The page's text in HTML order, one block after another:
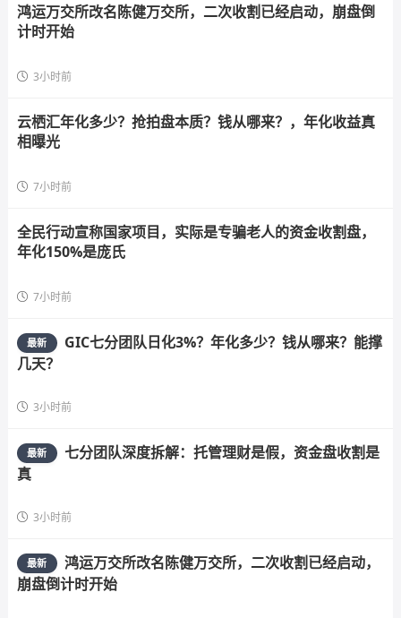
鸿运万交所改名陈健万交所，二次收割已经启动，崩盘倒
计时开始
3小时前
云栖汇年化多少？抢拍盘本质？钱从哪来？，年化收益真
相曝光
7小时前
全民行动宣称国家项目，实际是专骗老人的资金收割盘，
年化150%是庞氏
7小时前
最新
GIC七分团队日化3%？年化多少？钱从哪来？能撑
几天？
3小时前
最新
七分团队深度拆解：托管理财是假，资金盘收割是
真
3小时前
最新
鸿运万交所改名陈健万交所，二次收割已经启动，
崩盘倒计时开始